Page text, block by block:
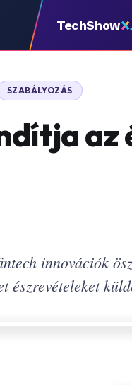
TechShow
SZABÁLYOZÁS
az
innovációk
észrevételeket